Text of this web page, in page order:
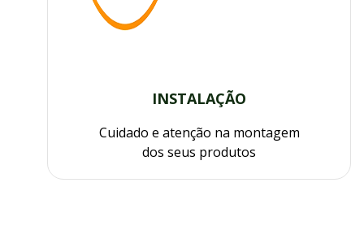
INSTALAÇÃO
Cuidado e atenção na montagem
dos seus produtos